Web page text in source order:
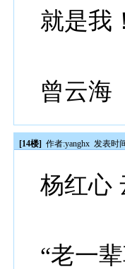
就是我！
曾云海
[14楼] 作者:yanghx 发表时
杨红心
“老一